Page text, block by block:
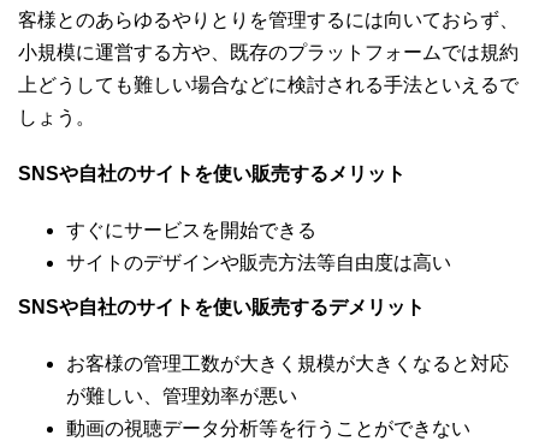
客様とのあらゆるやりとりを管理するには向いておらず、
小規模に運営する方や、既存のプラットフォームでは規約
上どうしても難しい場合などに検討される手法といえるで
しょう。
SNSや自社のサイトを使い販売するメリット
すぐにサービスを開始できる
サイトのデザインや販売方法等自由度は高い
SNSや自社のサイトを使い販売するデメリット
お客様の管理工数が大きく規模が大きくなると対応
が難しい、管理効率が悪い
動画の視聴データ分析等を行うことができない